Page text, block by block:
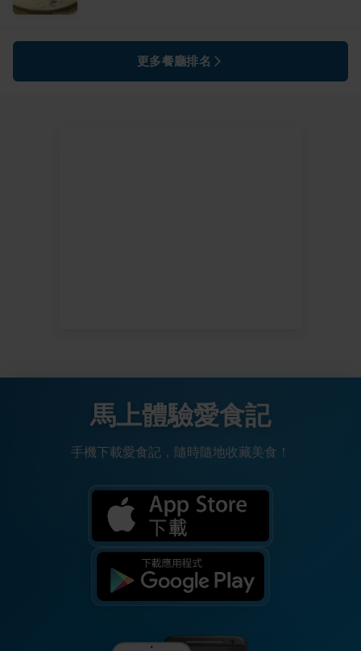
更多餐廳排名
馬上體驗愛食記
手機下載愛食記，隨時隨地收藏美食！